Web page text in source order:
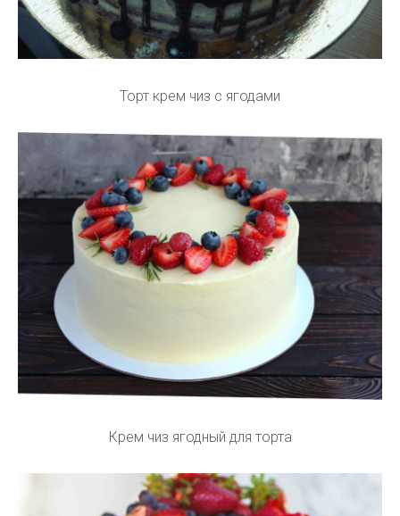
Торт крем чиз с ягодами
Крем чиз ягодный для торта